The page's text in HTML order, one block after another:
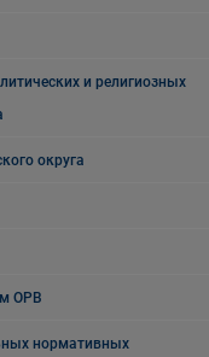
и религиозных
округа
ОРВ
нормативных